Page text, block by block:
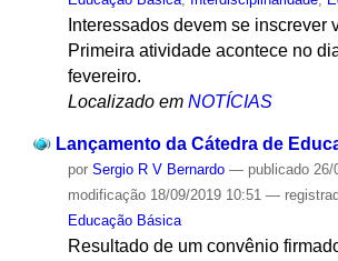
Interessados devem se inscrever
Primeira atividade acontece no
fevereiro.
Localizado em NOTÍCIAS
Lançamento da Cátedra de
por Sergio R V Bernardo — publicado26/
modificação18/09/2019 10:51 —
Educação Básica
Resultado de um convênio